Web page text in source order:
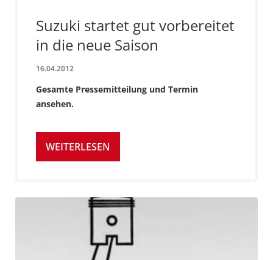
Suzuki startet gut vorbereitet
in die neue Saison
16.04.2012
Gesamte Pressemitteilung und Termin
ansehen.
WEITERLESEN